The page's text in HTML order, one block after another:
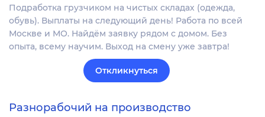
Подработка грузчиком на чистых складах (одежда,
обувь). Выплаты на следующий день! Работа по всей
Москве и МО. Найдём заявку рядом с домом. Без
опыта, всему научим. Выход на смену уже завтра!
Откликнуться
Разнорабочий на производство